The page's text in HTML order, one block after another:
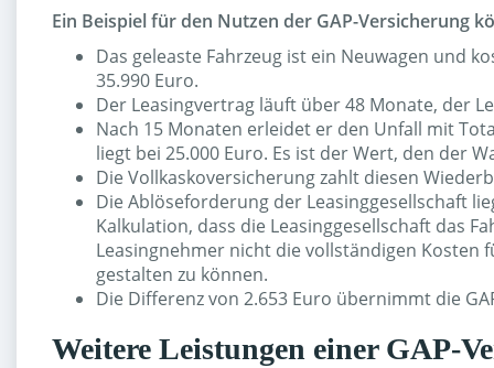
Ein Beispiel für den Nutzen der GAP-Versicherung
Das geleaste Fahrzeug ist ein Neuwagen und
35.990 Euro.
Der Leasingvertrag läuft über 48 Monate, der
Nach 15 Monaten erleidet er den Unfall mit
liegt bei 25.000 Euro. Es ist der Wert, den der
Die Vollkaskoversicherung zahlt diesen
Die Ablöseforderung der Leasinggesellschaft
Kalkulation, dass die Leasinggesellschaft das
Leasingnehmer nicht die vollständigen
gestalten zu können.
Die Differenz von 2.653 Euro übernimmt die
Weitere Leistungen einer GAP-